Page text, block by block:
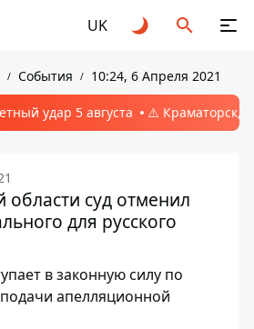
UK
События 10:24, 6 Апреля 2021
удар 5 августа ⚠️ Краматорск,
области суд отменил
для русского
в законную силу по
апелляционной